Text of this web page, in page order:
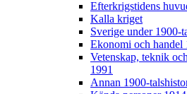
Efterkrigstidens
Kalla kriget
Sverige under 1900-
Ekonomi och handel
Vetenskap, teknik
1991
Annan 1900-